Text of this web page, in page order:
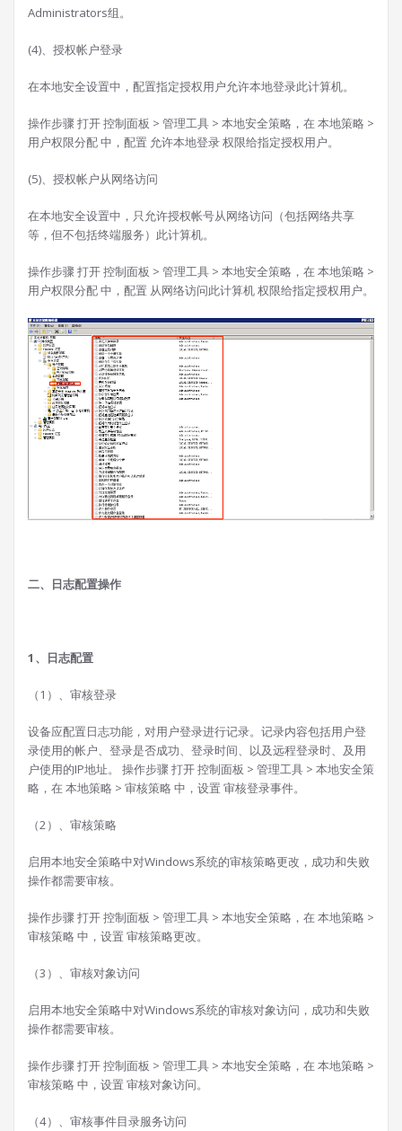
Administrators组。
(4)、授权帐户登录
在本地安全设置中，配置指定授权用户允许本地登录此计算机。
操作步骤 打开 控制面板 > 管理工具 > 本地安全策略，在 本地策略 >
用户权限分配 中，配置 允许本地登录 权限给指定授权用户。
(5)、授权帐户从网络访问
在本地安全设置中，只允许授权帐号从网络访问（包括网络共享
等，但不包括终端服务）此计算机。
操作步骤 打开 控制面板 > 管理工具 > 本地安全策略，在 本地策略 >
用户权限分配 中，配置 从网络访问此计算机 权限给指定授权用户。
二、日志配置操作
1、日志配置
（1）、审核登录
设备应配置日志功能，对用户登录进行记录。记录内容包括用户登
录使用的帐户、登录是否成功、登录时间、以及远程登录时、及用
户使用的IP地址。 操作步骤 打开 控制面板 > 管理工具 > 本地安全策
略，在 本地策略 > 审核策略 中，设置 审核登录事件。
（2）、审核策略
启用本地安全策略中对Windows系统的审核策略更改，成功和失败
操作都需要审核。
操作步骤 打开 控制面板 > 管理工具 > 本地安全策略，在 本地策略 >
审核策略 中，设置 审核策略更改。
（3）、审核对象访问
启用本地安全策略中对Windows系统的审核对象访问，成功和失败
操作都需要审核。
操作步骤 打开 控制面板 > 管理工具 > 本地安全策略，在 本地策略 >
审核策略 中，设置 审核对象访问。
（4）、审核事件目录服务访问